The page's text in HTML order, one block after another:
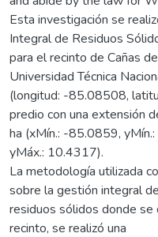
Esta investigación se
Integral de Residuos
para el recinto de Cañas
Universidad Técnica
(longitud: -85.08508,
predio con una extensión
ha (xMín.: -85.0859,
yMáx.: 10.4317).
La metodología utilizada
sobre la gestión integral
residuos sólidos donde
recinto, se realizó una